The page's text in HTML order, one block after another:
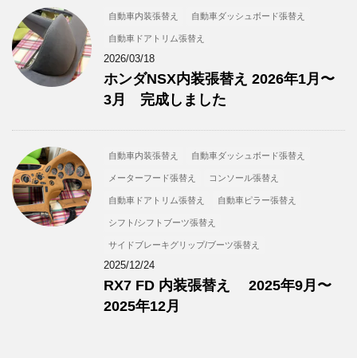
自動車内装張替え 自動車ダッシュボード張替え
自動車ドアトリム張替え
2026/03/18
ホンダNSX内装張替え 2026年1月〜
3月 完成しました
自動車内装張替え 自動車ダッシュボード張替え
メーターフード張替え コンソール張替え
自動車ドアトリム張替え 自動車ピラー張替え
シフト/シフトブーツ張替え
サイドブレーキグリップ/ブーツ張替え
2025/12/24
RX7 FD 内装張替え 2025年9月〜
2025年12月